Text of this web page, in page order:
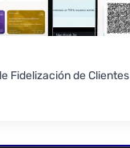
Fidelización de Clientes